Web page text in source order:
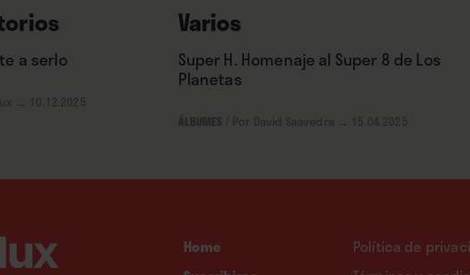
a serlo
Varios
Super H. Homenaje al Super 8 de Los
Planetas
Home
Política de